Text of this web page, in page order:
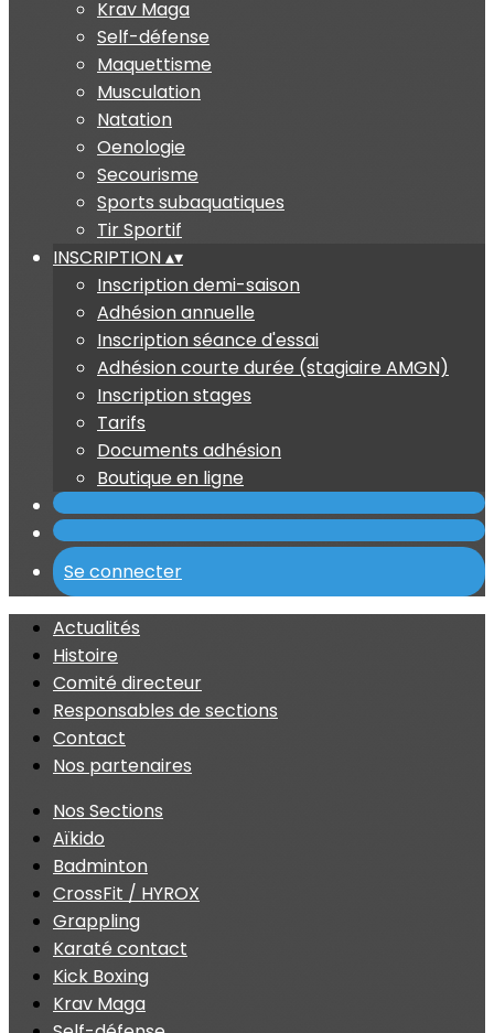
Krav Maga
Self-défense
Maquettisme
Musculation
Natation
Oenologie
Secourisme
Sports subaquatiques
Tir Sportif
INSCRIPTION▴▾
Inscription demi-saison
Adhésion annuelle
Inscription séance d'essai
Adhésion courte durée (stagiaire AMGN)
Inscription stages
Tarifs
Documents adhésion
Boutique en ligne
Se connecter
Actualités
Histoire
Comité directeur
Responsables de sections
Contact
Nos partenaires
Nos Sections
Aïkido
Badminton
CrossFit / HYROX
Grappling
Karaté contact
Kick Boxing
Krav Maga